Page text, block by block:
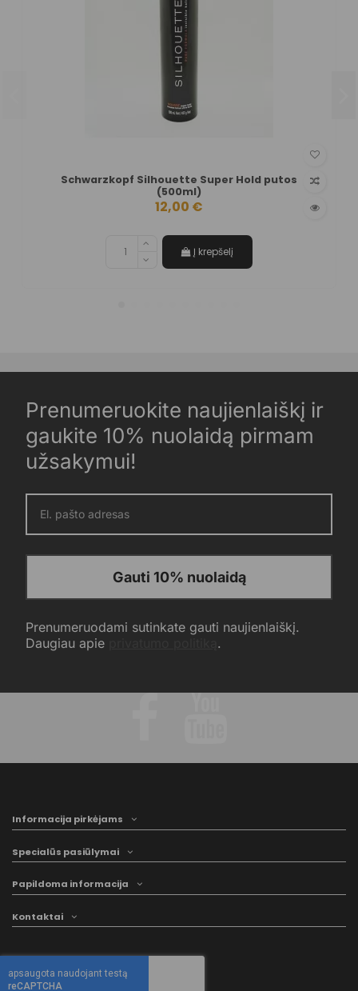
Schwarzkopf Silhouette Super Hold putos
(500ml)
12,00 €
Į krepšelį
Prenumeruokite naujienlaiškį ir
gaukite 10% nuolaidą pirmam
užsakymui!
Gauti 10% nuolaidą
Prenumeruodami sutinkate gauti naujienlaiškį.
Daugiau apie
.
Informacija pirkėjams
Specialūs pasiūlymai
Papildoma informacija
Kontaktai